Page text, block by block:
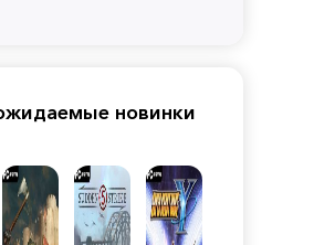
новинки